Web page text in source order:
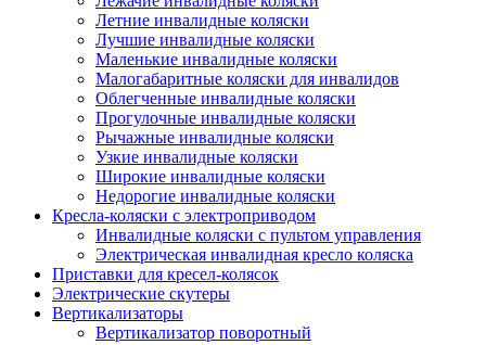
Летние инвалидные коляски
Лучшие инвалидные коляски
Маленькие инвалидные коляски
Малогабаритные коляски для инвалидов
Облегченные инвалидные коляски
Прогулочные инвалидные коляски
Рычажные инвалидные коляски
Узкие инвалидные коляски
Широкие инвалидные коляски
Недорогие инвалидные коляски
Кресла-коляски с электроприводом
Инвалидные коляски с пультом управления
Электрическая инвалидная кресло коляска
Приставки для кресел-колясок
Электрические скутеры
Вертикализаторы
Вертикализатор поворотный